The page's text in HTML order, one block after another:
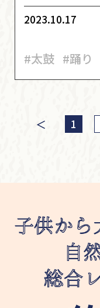
2023.10.17
#太鼓 #踊り
＜ 1